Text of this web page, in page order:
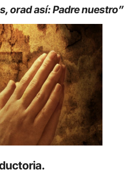
orad así: Padre nuestro”